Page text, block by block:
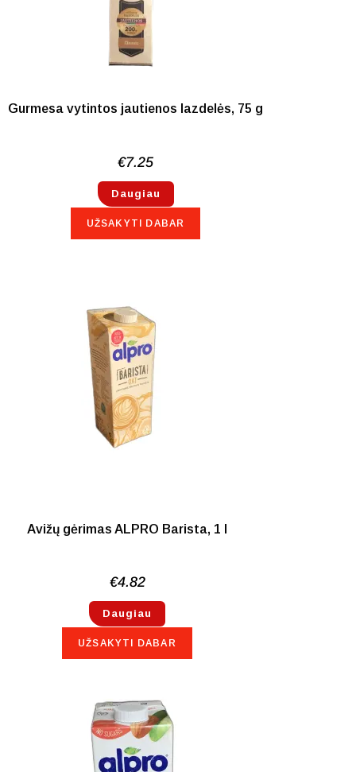
Gurmesa vytintos jautienos lazdelės, 75 g
€7.25
Daugiau
UŽSAKYTI DABAR
Avižų gėrimas ALPRO Barista, 1 l
€4.82
Daugiau
UŽSAKYTI DABAR